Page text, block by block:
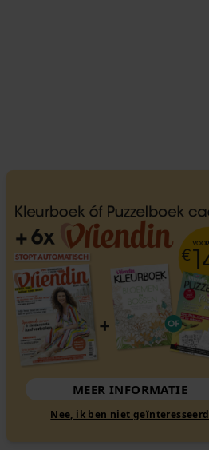
MEER INFORMATIE
Nee, ik ben niet geïnteresseerd